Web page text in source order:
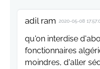
adil ram 2020-05-08
qu'on interdise
fonctionnaires
moindres, d'aller